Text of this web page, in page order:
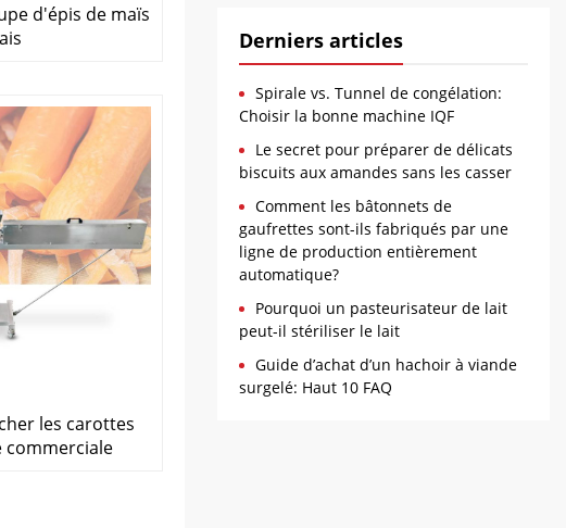
d'épis de maïs
les carottes
Derniers articles
Spirale vs. Tunnel de congélation:
Choisir la bonne machine IQF
Le secret pour préparer de délicats
biscuits aux amandes sans les casser
Comment les bâtonnets de
gaufrettes sont-ils fabriqués par une
ligne de production entièrement
automatique?
Pourquoi un pasteurisateur de lait
peut-il stériliser le lait
Guide d’achat d’un hachoir à viande
surgelé: Haut 10 FAQ